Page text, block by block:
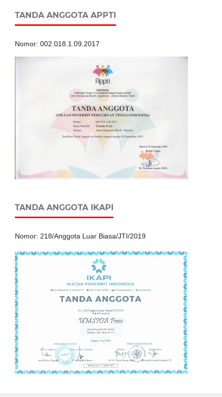
TANDA ANGGOTA APPTI
Nomor: 002.018.1.09.2017
TANDA ANGGOTA IKAPI
Nomor: 218/Anggota Luar Biasa/JTI/2019